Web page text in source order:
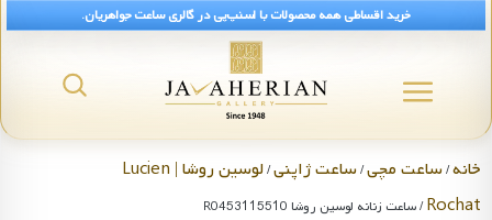
خرید اقساطی همه محصولات با اسنپ‌پی در گالری ساعت جواهریان.
خانه/ساعت مچی/ساعت ژاپنی/
لوسین روشا | Lucien
Rochat/ ساعت زنانه لوسین روشا R0453115510